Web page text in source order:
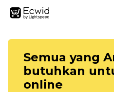
Semua yang
butuhkan
online